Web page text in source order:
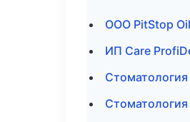
ООО PitStop
ИП Care